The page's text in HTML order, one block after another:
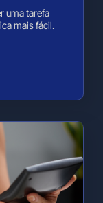
uma tarefa
mais fácil.